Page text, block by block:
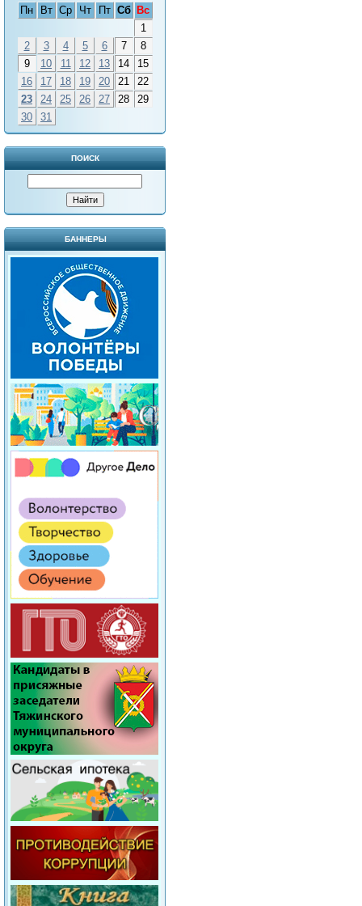
Пн
Вт Ср Чт Пт Сб
Вс
1
2
3 4 5 6 7
8
9
10 11 12 13 14
15
16
17 18 19 20 21
22
23
24 25 26 27 28
29
30
31
ПОИСК
БАННЕРЫ